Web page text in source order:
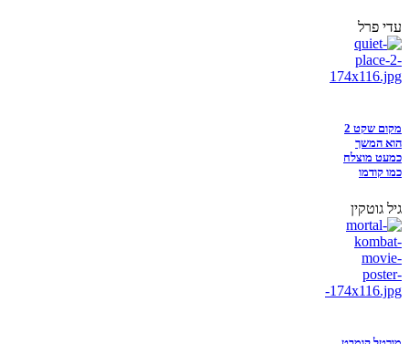
עדי פרל
מקום שקט 2
הוא המשך
כמעט מוצלח
כמו קודמו
גיל גוטקין